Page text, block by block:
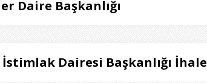
Daire Başkanlığı
İstimlak Dairesi Başkanlığı İhale